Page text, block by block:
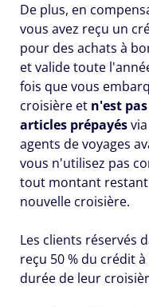
De plus, en
vous avez reçu un
pour des achats à
et valide toute
fois que vous
croisière et n'est
articles prépayés
agents de voyages
vous n'utilisez pas
tout montant restant
nouvelle croisière.
Les clients réservés
reçu 50 % du crédit
durée de leur